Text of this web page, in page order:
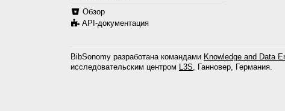
Обзор
API-документация
BibSonomy разработана командами Knowledge and Data
исследовательским центром L3S, Ганновер, Германия.